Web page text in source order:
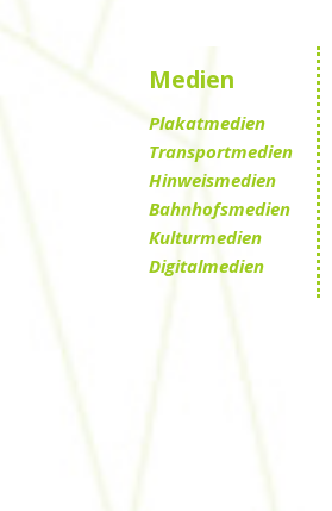
Medien
Plakatmedien
Transportmedien
Hinweismedien
Bahnhofsmedien
Kulturmedien
Digitalmedien